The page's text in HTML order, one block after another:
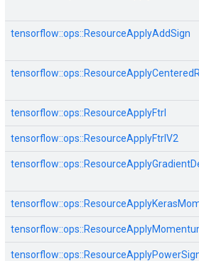
tensorflow::ops::ResourceApplyAddSign
tensorflow::ops::ResourceApplyFtrl
tensorflow::ops::ResourceApplyFtrlV2